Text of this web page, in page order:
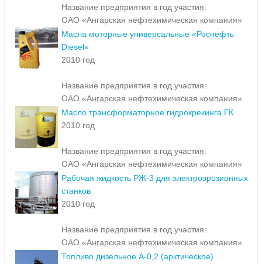
Название предприятия в год участия:
ОАО «Ангарская нефтехимическая компания»
Масла моторные универсальные «Роснефть
Diesel»
2010 год
Название предприятия в год участия:
ОАО «Ангарская нефтехимическая компания»
Масло трансформаторное гидрокрекинга ГК
2010 год
Название предприятия в год участия:
ОАО «Ангарская нефтехимическая компания»
Рабочая жидкость РЖ-3 для электроэрозионных
станков
2010 год
Название предприятия в год участия:
ОАО «Ангарская нефтехимическая компания»
Топливо дизельное А-0,2 (арктическое)